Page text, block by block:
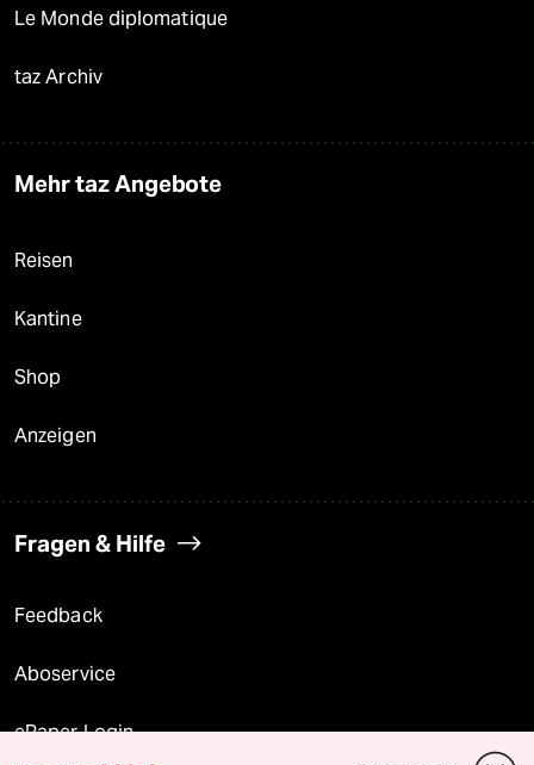
Le Monde diplomatique
taz Archiv
Mehr taz Angebote
Reisen
Kantine
Shop
Anzeigen
Fragen & Hilfe
Feedback
Aboservice
ePaper Login